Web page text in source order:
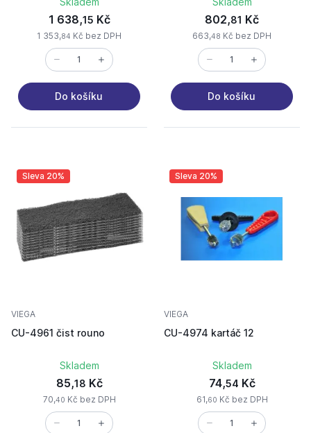
1 638,15 Kč
1 353,84 Kč bez DPH
Do košíku
802,81 Kč
663,48 Kč bez DPH
Do košíku
Sleva 20%
VIEGA
CU-4961 čist rouno
Skladem
85,18 Kč
70,40 Kč bez DPH
Sleva 20%
VIEGA
CU-4974 kartáč 12
Skladem
74,54 Kč
61,60 Kč bez DPH